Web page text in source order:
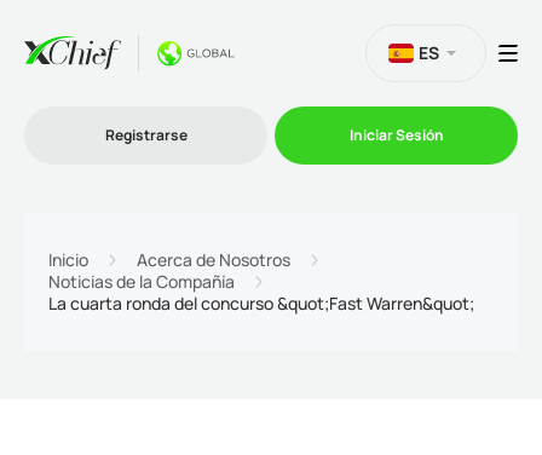
Plataformas
ES
Registrarse Iniciar Sesión
Inicio
Acerca de Nosotros
Noticias de la Compañía
La cuarta ronda del concurso &quot;Fast Warren&quot;